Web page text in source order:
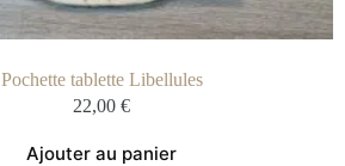
Pochette tablette Libellules
22,00 €
Ajouter au panier